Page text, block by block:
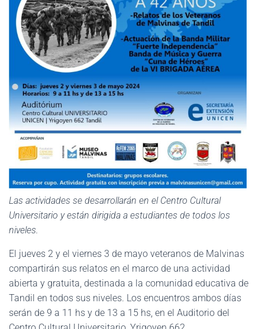
Las actividades se desarrollarán en el Centro Cultural
Universitario y están dirigida a estudiantes de todos los
niveles.
El jueves 2 y el viernes 3 de mayo veteranos de Malvinas
compartirán sus relatos en el marco de una actividad
abierta y gratuita, destinada a la comunidad educativa de
Tandil en todos sus niveles. Los encuentros ambos días
serán de 9 a 11 hs y de 13 a 15 hs, en el Auditorio del